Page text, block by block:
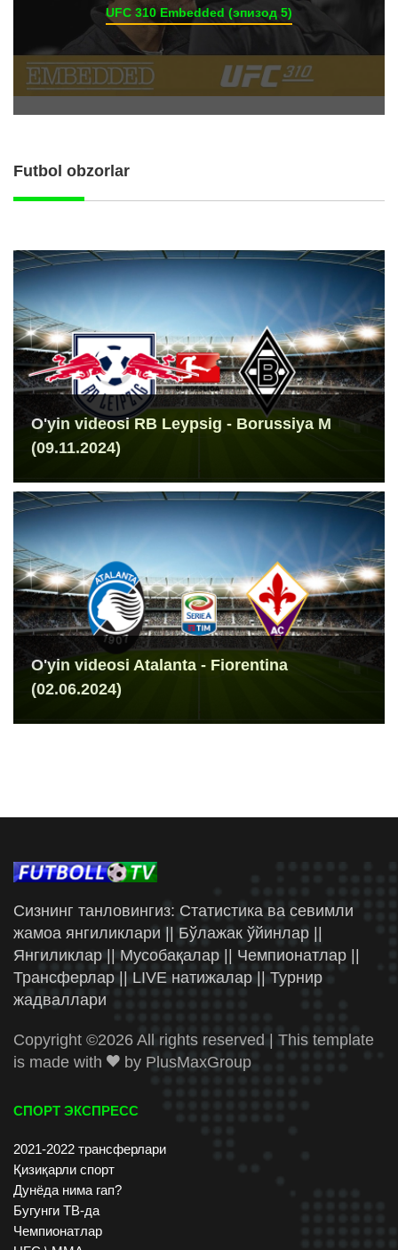
UFC 310 Embedded (эпизод 5)
Futbol obzorlar
O'yin videosi RB Leypsig - Borussiya M
(09.11.2024)
O'yin videosi Atalanta - Fiorentina
(02.06.2024)
Сизнинг танловингиз: Статистика ва севимли
жамоа янгиликлари || Бўлажак ўйинлар ||
Янгиликлар || Мусобақалар || Чемпионатлар ||
Трансферлар || LIVE натижалар || Турнир
жадваллари
Copyright ©2026 All rights reserved | This template
is made with
by PlusMaxGroup
СПОРТ ЭКСПРЕСС
2021-2022 трансферлари
Қизиқарли спорт
Дунёда нима гап?
Бугунги ТВ-да
Чемпионатлар